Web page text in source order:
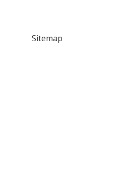
Sitemap